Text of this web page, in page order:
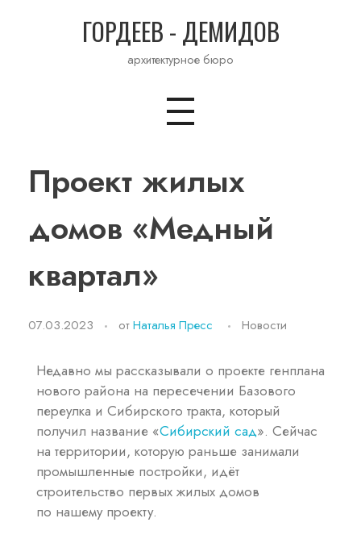
ГОРДЕЕВ - ДЕМИДОВ
архитектурное бюро
Проект жилых
домов «Медный
квартал»
07.03.2023 отНаталья Пресс Новости
Недавно мы рассказывали о проекте генплана
нового района на пересечении Базового
переулка и Сибирского тракта, который
получил название «Сибирский сад». Сейчас
на территории, которую раньше занимали
промышленные постройки, идёт
строительство первых жилых домов
по нашему проекту.